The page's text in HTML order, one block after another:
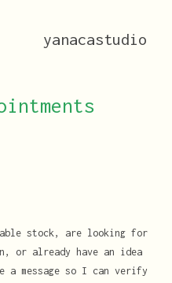
yanacastudio
stock, are looking for
or already have an idea
a message so I can verify